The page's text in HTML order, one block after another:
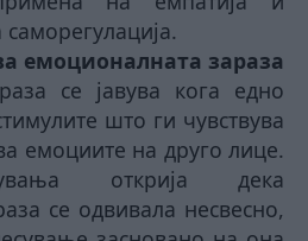
емоционалната зараза
се јавува кога едно
што ги чувствува
емоциите на друго лице.
открија дека
се одвивала несвесно,